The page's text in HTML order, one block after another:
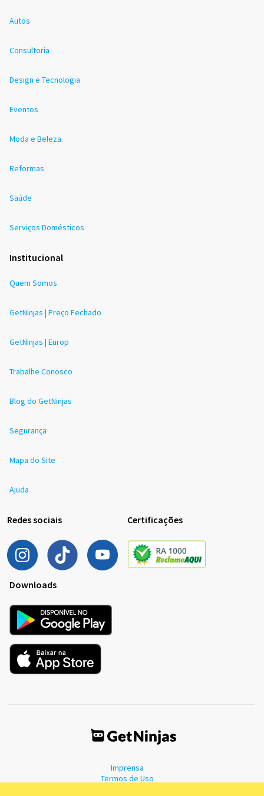
Autos
Consultoria
Design e Tecnologia
Eventos
Moda e Beleza
Reformas
Saúde
Serviços Domésticos
Institucional
Quem Somos
GetNinjas | Preço Fechado
GetNinjas | Europ
Trabalhe Conosco
Blog do GetNinjas
Segurança
Mapa do Site
Ajuda
Redes sociais Certificações
Downloads
Imprensa
Termos de Uso